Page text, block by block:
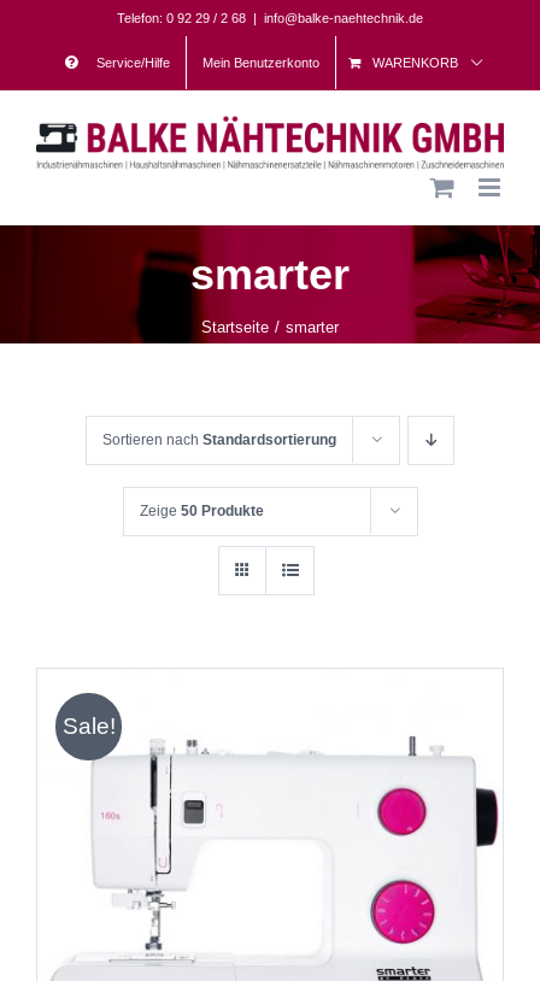
content
Telefon: 0 92 29 / 2 68 | info@balke-naehtechnik.de
Service/Hilfe Mein Benutzerkonto WARENKORB
smarter
Startseite smarter
Sortieren nach Standardsortierung
Zeige 50 Produkte
Sale!
IN DEN WARENKORB DETAILS